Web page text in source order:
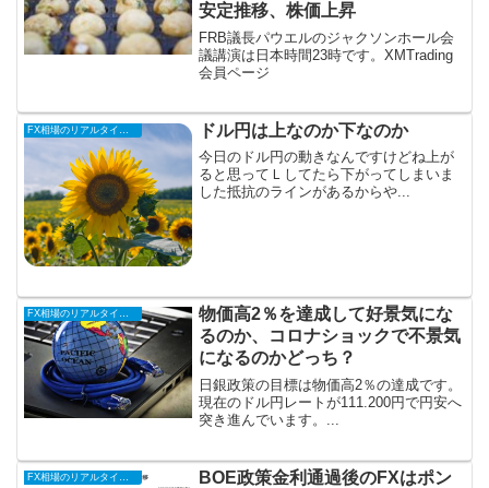
安定推移、株価上昇
FRB議長パウエルのジャクソンホール会
議講演は日本時間23時です。XMTrading
会員ページ
ドル円は上なのか下なのか
今日のドル円の動きなんですけどね上が
ると思ってＬしてたら下がってしまいま
した抵抗のラインがあるからや...
FX相場のリアルタイム情報
物価高2％を達成して好景気にな
るのか、コロナショックで不景気
になるのかどっち？
日銀政策の目標は物価高2％の達成です。
現在のドル円レートが111.200円で円安へ
突き進んでいます。...
BOE政策金利通過後のFXはポン